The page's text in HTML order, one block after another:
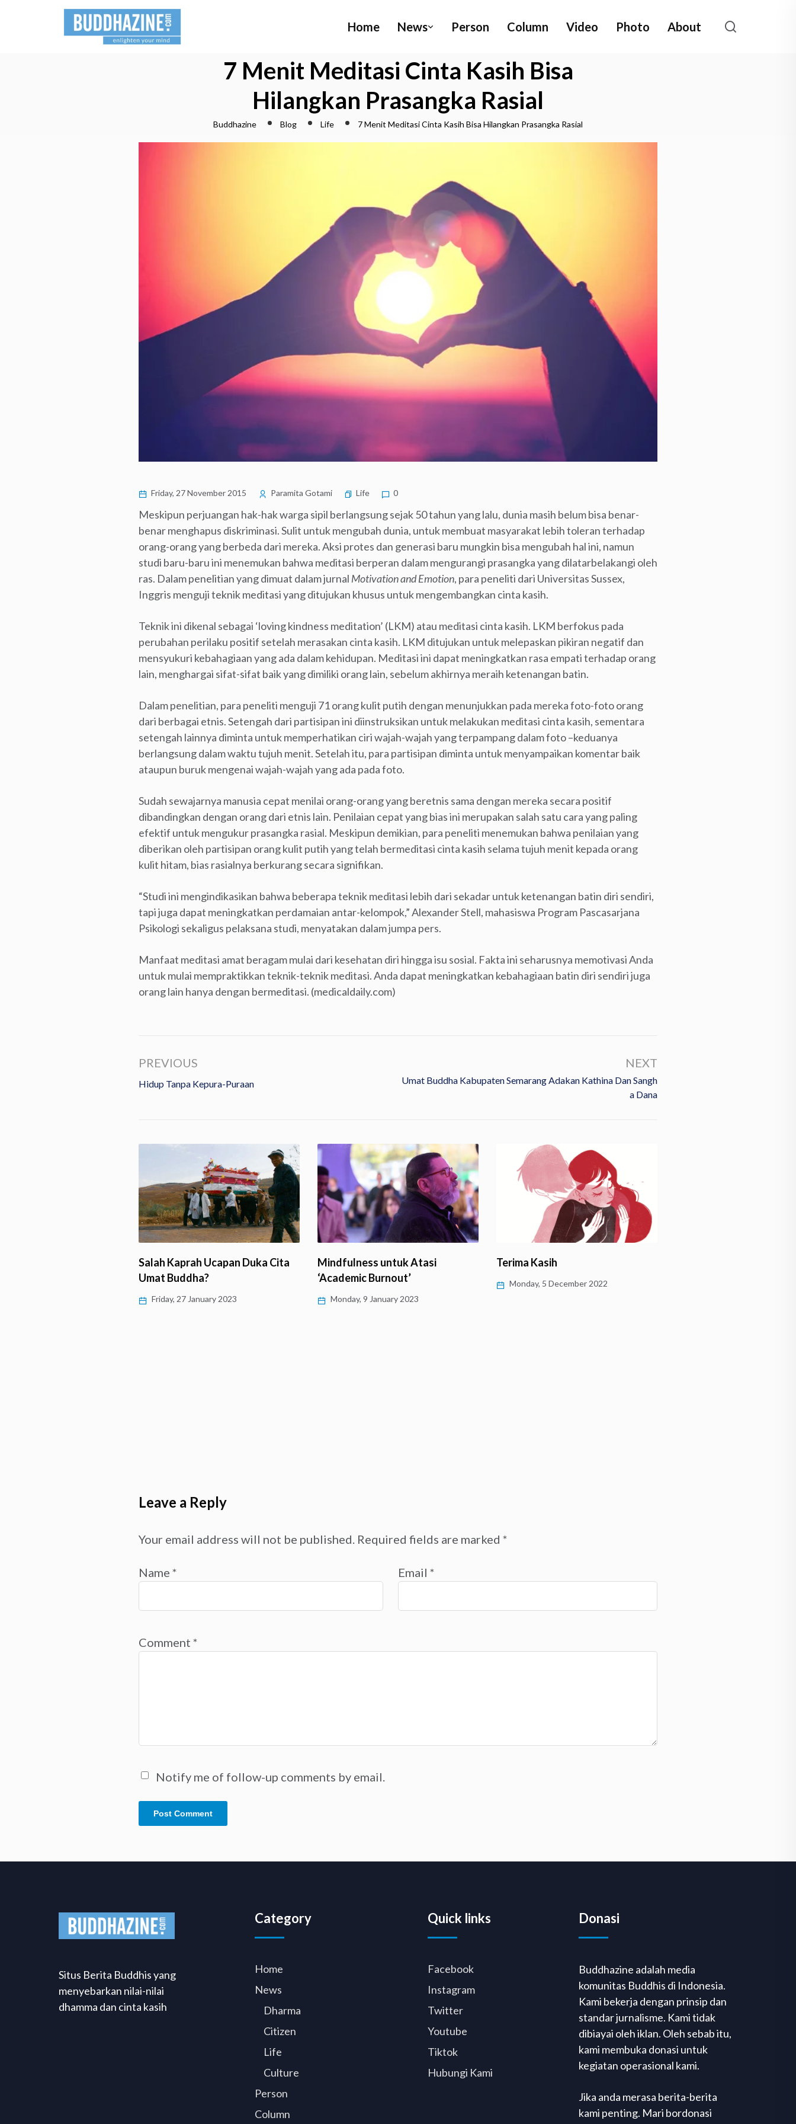
Home News Person Column Video Photo About
7 Menit Meditasi Cinta Kasih Bisa
Hilangkan Prasangka Rasial
Buddhazine Blog Life 7 Menit Meditasi Cinta Kasih Bisa Hilangkan Prasangka Rasial
Friday, 27 November 2015 Paramita Gotami Life 0
Meskipun perjuangan hak-hak warga sipil berlangsung sejak 50 tahun yang lalu, dunia masih belum bisa benar-
benar menghapus diskriminasi. Sulit untuk mengubah dunia, untuk membuat masyarakat lebih toleran terhadap
orang-orang yang berbeda dari mereka. Aksi protes dan generasi baru mungkin bisa mengubah hal ini, namun
studi baru-baru ini menemukan bahwa meditasi berperan dalam mengurangi prasangka yang dilatarbelakangi oleh
ras. Dalam penelitian yang dimuat dalam jurnal Motivation and Emotion, para peneliti dari Universitas Sussex,
Inggris menguji teknik meditasi yang ditujukan khusus untuk mengembangkan cinta kasih.
Teknik ini dikenal sebagai ‘loving kindness meditation’ (LKM) atau meditasi cinta kasih. LKM berfokus pada
perubahan perilaku positif setelah merasakan cinta kasih. LKM ditujukan untuk melepaskan pikiran negatif dan
mensyukuri kebahagiaan yang ada dalam kehidupan. Meditasi ini dapat meningkatkan rasa empati terhadap orang
lain, menghargai sifat-sifat baik yang dimiliki orang lain, sebelum akhirnya meraih ketenangan batin.
Dalam penelitian, para peneliti menguji 71 orang kulit putih dengan menunjukkan pada mereka foto-foto orang
dari berbagai etnis. Setengah dari partisipan ini diinstruksikan untuk melakukan meditasi cinta kasih, sementara
setengah lainnya diminta untuk memperhatikan ciri wajah-wajah yang terpampang dalam foto –keduanya
berlangsung dalam waktu tujuh menit. Setelah itu, para partisipan diminta untuk menyampaikan komentar baik
ataupun buruk mengenai wajah-wajah yang ada pada foto.
Sudah sewajarnya manusia cepat menilai orang-orang yang beretnis sama dengan mereka secara positif
dibandingkan dengan orang dari etnis lain. Penilaian cepat yang bias ini merupakan salah satu cara yang paling
efektif untuk mengukur prasangka rasial. Meskipun demikian, para peneliti menemukan bahwa penilaian yang
diberikan oleh partisipan orang kulit putih yang telah bermeditasi cinta kasih selama tujuh menit kepada orang
kulit hitam, bias rasialnya berkurang secara signifikan.
“Studi ini mengindikasikan bahwa beberapa teknik meditasi lebih dari sekadar untuk ketenangan batin diri sendiri,
tapi juga dapat meningkatkan perdamaian antar-kelompok,” Alexander Stell, mahasiswa Program Pascasarjana
Psikologi sekaligus pelaksana studi, menyatakan dalam jumpa pers.
Manfaat meditasi amat beragam mulai dari kesehatan diri hingga isu sosial. Fakta ini seharusnya memotivasi Anda
untuk mulai mempraktikkan teknik-teknik meditasi. Anda dapat meningkatkan kebahagiaan batin diri sendiri juga
orang lain hanya dengan bermeditasi. (medicaldaily.com)
PREVIOUS
Hidup Tanpa Kepura-Puraan
NEXT
Umat Buddha Kabupaten Semarang Adakan Kathina Dan Sangh
A Dana
Salah Kaprah Ucapan Duka Cita
Umat Buddha?
Friday, 27 January 2023
Mindfulness untuk Atasi
‘Academic Burnout’
Monday, 9 January 2023
Terima Kasih
Monday, 5 December 2022
Leave a Reply
Your email address will not be published. Required fields are marked *
Name * Email *
Comment *
Notify me of follow-up comments by email.
Situs Berita Buddhis yang
menyebarkan nilai-nilai
dhamma dan cinta kasih
Category
Home
News
Dharma
Citizen
Life
Culture
Person
Column
Quick links
Facebook
Instagram
Twitter
Youtube
Tiktok
Hubungi Kami
Donasi
Buddhazine adalah media
komunitas Buddhis di Indonesia.
Kami bekerja dengan prinsip dan
standar jurnalisme. Kami tidak
dibiayai oleh iklan. Oleh sebab itu,
kami membuka donasi untuk
kegiatan operasional kami.
Jika anda merasa berita-berita
kami penting. Mari bordonasi